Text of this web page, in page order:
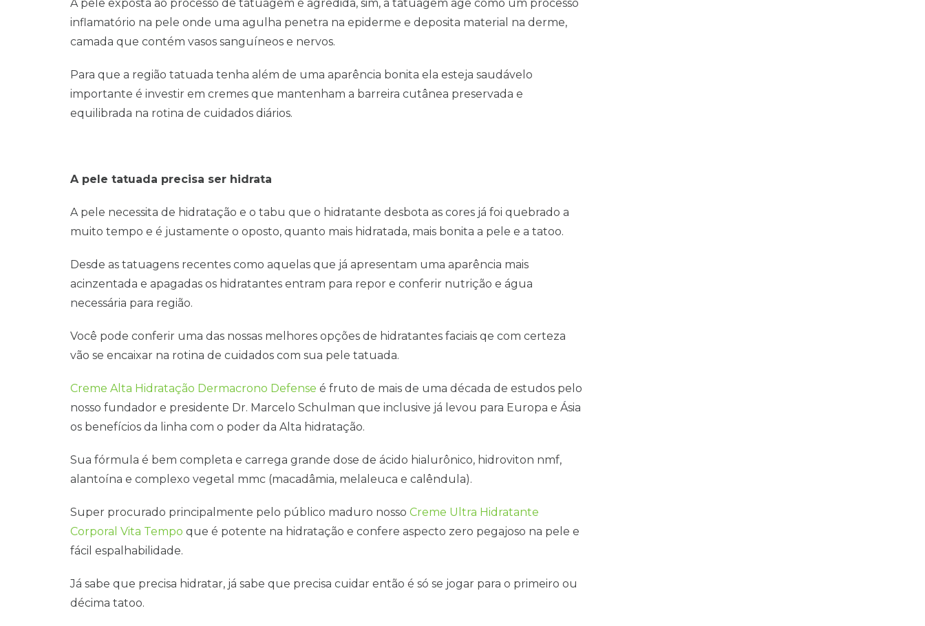
A pele exposta ao processo de tatuagem é agredida, sim, a tatuagem age como um processo
inflamatório na pele onde uma agulha penetra na epiderme e deposita material na derme,
camada que contém vasos sanguíneos e nervos.
Para que a região tatuada tenha além de uma aparência bonita ela esteja saudávelo
importante é investir em cremes que mantenham a barreira cutânea preservada e
equilibrada na rotina de cuidados diários.
A pele tatuada precisa ser hidrata
A pele necessita de hidratação e o tabu que o hidratante desbota as cores já foi quebrado a
muito tempo e é justamente o oposto, quanto mais hidratada, mais bonita a pele e a tatoo.
Desde as tatuagens recentes como aquelas que já apresentam uma aparência mais
acinzentada e apagadas os hidratantes entram para repor e conferir nutrição e água
necessária para região.
Você pode conferir uma das nossas melhores opções de hidratantes faciais qe com certeza
vão se encaixar na rotina de cuidados com sua pele tatuada.
Creme Alta Hidratação Dermacrono Defense é fruto de mais de uma década de estudos pelo
nosso fundador e presidente Dr. Marcelo Schulman que inclusive já levou para Europa e Ásia
os benefícios da linha com o poder da Alta hidratação.
Sua fórmula é bem completa e carrega grande dose de ácido hialurônico, hidroviton nmf,
alantoína e complexo vegetal mmc (macadâmia, melaleuca e calêndula).
Super procurado principalmente pelo público maduro nosso Creme Ultra Hidratante
Corporal Vita Tempo que é potente na hidratação e confere aspecto zero pegajoso na pele e
fácil espalhabilidade.
Já sabe que precisa hidratar, já sabe que precisa cuidar então é só se jogar para o primeiro ou
décima tatoo.